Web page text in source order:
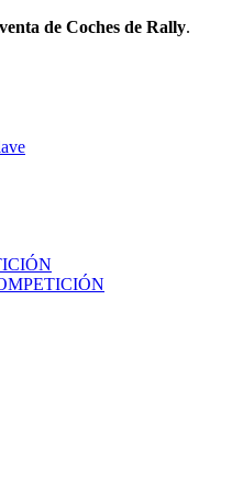
venta de Coches de Rally.